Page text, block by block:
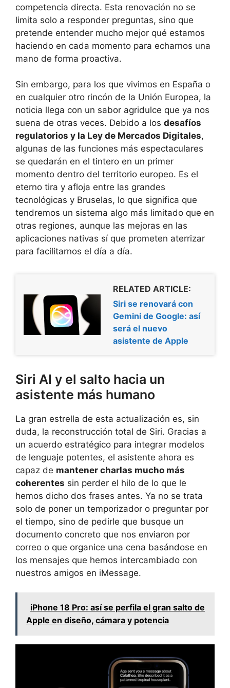
competencia directa. Esta renovación no se
limita solo a responder preguntas, sino que
pretende entender mucho mejor qué estamos
haciendo en cada momento para echarnos una
mano de forma proactiva.
Sin embargo, para los que vivimos en España o
en cualquier otro rincón de la Unión Europea, la
noticia llega con un sabor agridulce que ya nos
suena de otras veces. Debido a los desafíos
regulatorios y la Ley de Mercados Digitales,
algunas de las funciones más espectaculares
se quedarán en el tintero en un primer
momento dentro del territorio europeo. Es el
eterno tira y afloja entre las grandes
tecnológicas y Bruselas, lo que significa que
tendremos un sistema algo más limitado que en
otras regiones, aunque las mejoras en las
aplicaciones nativas sí que prometen aterrizar
para facilitarnos el día a día.
RELATED ARTICLE:
Siri se renovará con
Gemini de Google: así
será el nuevo
asistente de Apple
Siri AI y el salto hacia un
asistente más humano
La gran estrella de esta actualización es, sin
duda, la reconstrucción total de Siri. Gracias a
un acuerdo estratégico para integrar modelos
de lenguaje potentes, el asistente ahora es
capaz de mantener charlas mucho más
coherentes sin perder el hilo de lo que le
hemos dicho dos frases antes. Ya no se trata
solo de poner un temporizador o preguntar por
el tiempo, sino de pedirle que busque un
documento concreto que nos enviaron por
correo o que organice una cena basándose en
los mensajes que hemos intercambiado con
nuestros amigos en iMessage.
iPhone 18 Pro: así se perfila el gran salto de
Apple en diseño, cámara y potencia